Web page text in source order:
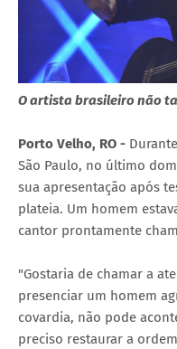
O artista brasileiro não
Porto Velho, RO -
São Paulo, no último
sua apresentação após
plateia. Um homem
cantor prontamente
"Gostaria de chamar a
presenciar um homem
covardia, não pode
preciso restaurar a